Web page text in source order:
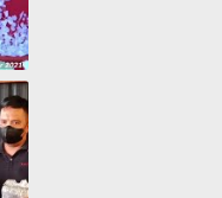
Cantika Manurung Raih Medali Emas di Pesparawi XIII se Tanah Papua